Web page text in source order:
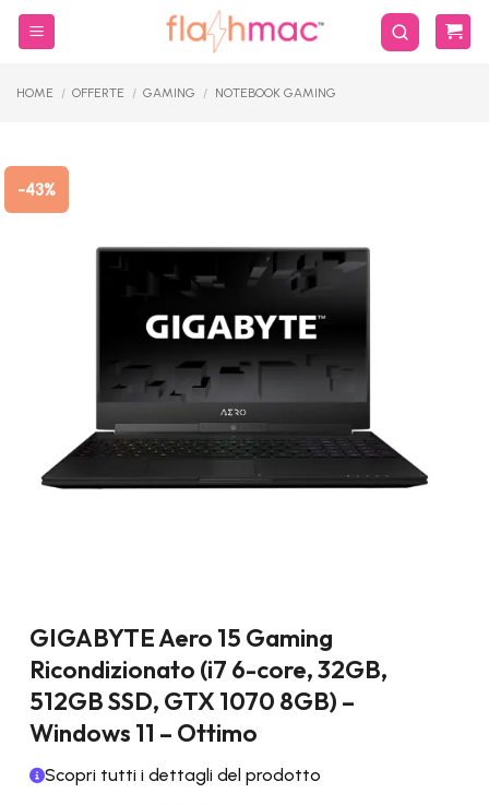
Salta
HOME / OFFERTE / GAMING / NOTEBOOK GAMING
-43%
GIGABYTE Aero 15 Gaming
Ricondizionato (i7 6-core, 32GB,
512GB SSD, GTX 1070 8GB) –
Windows 11 – Ottimo
Scopri tutti i dettagli del prodotto